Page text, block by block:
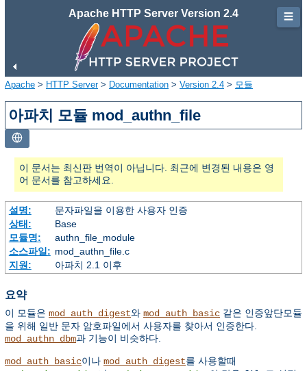
Apache HTTP Server Version 2.4
Apache > HTTP Server> Documentation > Version 2.4 > 모듈
아파치 모듈 mod_authn_file
이 문서는 최신판 번역이 아닙니다. 최근에 변경된 내용은 영
어 문서를 참고하세요.
설명:
문자파일을 이용한 사용자 인증
상태:
Base
모듈명:
authn_file_module
소스파일: mod_authn_file.c
지원:
아파치 2.1 이후
요약
이 모듈은 mod_auth_digest와 mod_auth_basic 같은 인증앞단모듈
을 위해 일반 문자 암호파일에서 사용자를 찾아서 인증한다.
mod_authn_dbm과 기능이 비슷하다.
mod_auth_basic이나 mod_auth_digest를 사용할때
☰